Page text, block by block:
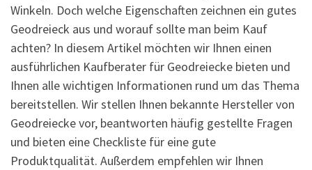
Winkeln. Doch welche Eigenschaften zeichnen ein gutes
Geodreieck aus und worauf sollte man beim Kauf
achten? In diesem Artikel möchten wir Ihnen einen
ausführlichen Kaufberater für Geodreiecke bieten und
Ihnen alle wichtigen Informationen rund um das Thema
bereitstellen. Wir stellen Ihnen bekannte Hersteller von
Geodreiecke vor, beantworten häufig gestellte Fragen
und bieten eine Checkliste für eine gute
Produktqualität. Außerdem empfehlen wir Ihnen